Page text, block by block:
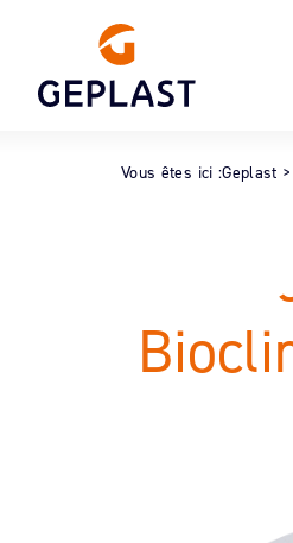
Vous êtes ici :Geplast >